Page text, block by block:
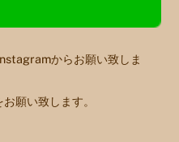
からお願い致しま
願い致します。